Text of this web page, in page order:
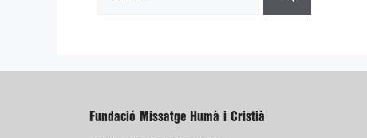
Fundació Missatge Humà i Cristià